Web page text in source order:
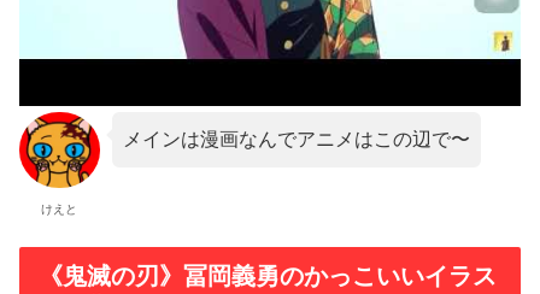
けえと
メインは漫画なんでアニメはこの辺で〜
《鬼滅の刃》冨岡義勇のかっこいいイラス